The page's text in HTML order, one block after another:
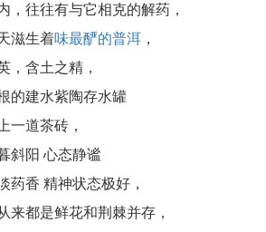
，往往有与它相克的解药，
滋生着味最酽的普洱 ，
，含土之精，
的建水紫陶存水罐
一道茶砖，
斜阳 心态静谧
药香 精神状态极好，
来都是鲜花和荆棘并存，